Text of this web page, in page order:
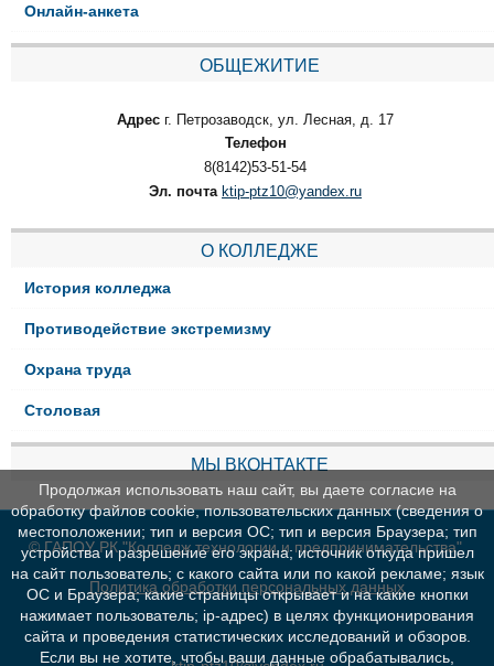
Онлайн-анкета
ОБЩЕЖИТИЕ
Адрес г. Петрозаводск, ул. Лесная, д. 17
Телефон
8(8142)53-51-54
Эл. почта ktip-ptz10@yandex.ru
О КОЛЛЕДЖЕ
История колледжа
Противодействие экстремизму
Охрана труда
Столовая
МЫ ВКОНТАКТЕ
© ГАПОУ РК "Колледж технологии и предпринимательства"
Политика обработки персональных данных
Продолжая использовать наш сайт, вы даете согласие на
обработку файлов cookie, пользовательских данных (сведения о
местоположении; тип и версия ОС; тип и версия Браузера; тип
устройства и разрешение его экрана; источник откуда пришел
на сайт пользователь; с какого сайта или по какой рекламе; язык
ОС и Браузера; какие страницы открывает и на какие кнопки
нажимает пользователь; ip-адрес) в целях функционирования
сайта и проведения статистических исследований и обзоров.
Если вы не хотите, чтобы ваши данные обрабатывались,